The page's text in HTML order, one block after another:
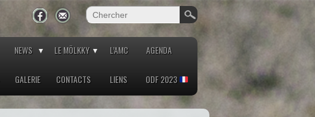
NEWS LE MÖLKKY L’AMC AGENDA
GALERIE CONTACTS LIENS ODF 2023